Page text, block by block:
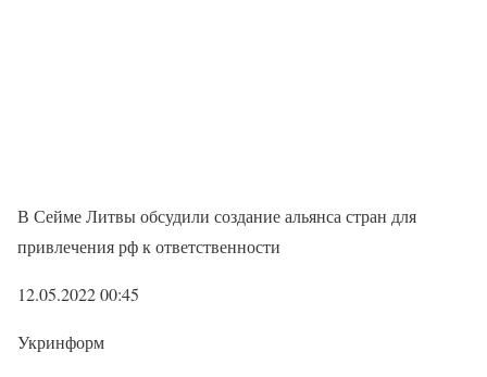
В Сейме Литвы обсудили создание альянса стран для
привлечения рф к ответственности
12.05.2022 00:45
Укринформ